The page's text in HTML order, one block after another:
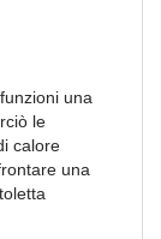
una
le
calore
una